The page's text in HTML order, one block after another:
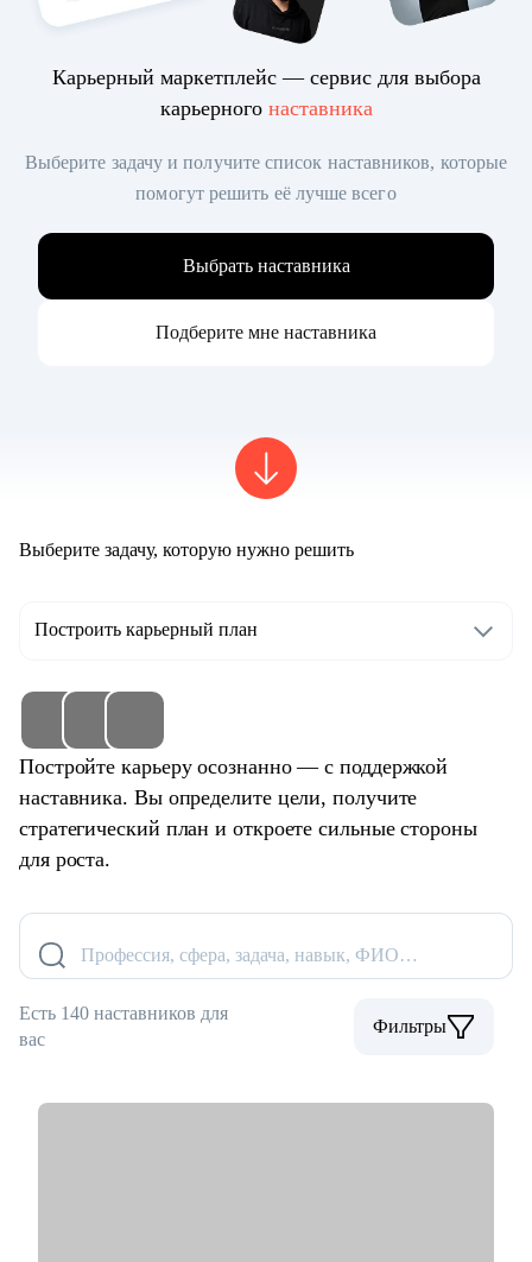
Карьерный маркетплейс — сервис для выбора
карьерного наставника
Выберите задачу и получите список наставников, которые
помогут решить её лучше всего
Выбрать наставника
Подберите мне наставника
Выберите задачу, которую нужно решить
Построить карьерный план
Постройте карьеру осознанно — с поддержкой
наставника. Вы определите цели, получите
стратегический план и откроете сильные стороны
для роста.
Профессия, сфера, задача, навык, ФИО…
Есть 140 наставников для
вас
Фильтры